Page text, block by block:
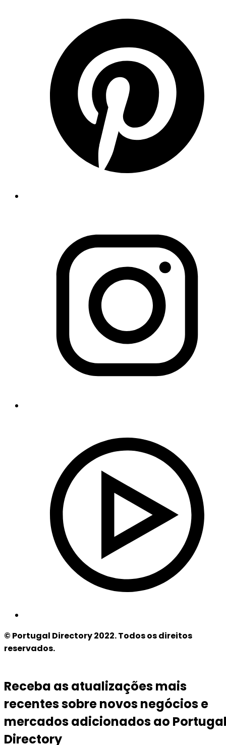
© Portugal Directory 2022. Todos os direitos
reservados.
Receba as atualizações mais
recentes sobre novos negócios e
mercados adicionados ao
Directory